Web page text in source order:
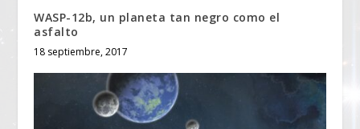
WASP-12b, un planeta tan negro como el
asfalto
18 septiembre, 2017